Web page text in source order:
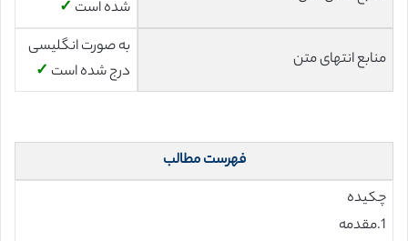
شده است ✓
منابع انتهای متن
به صورت انگلیسی
درج شده است ✓
فهرست مطالب
چکیده
1.مقدمه